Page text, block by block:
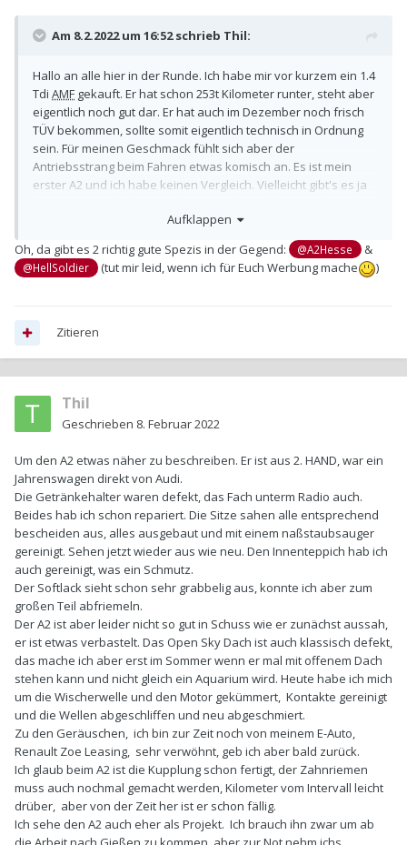
Am 8.2.2022 um 16:52 schrieb Thil:
Hallo an alle hier in der Runde. Ich habe mir vor kurzem ein 1.4
Tdi AMF gekauft. Er hat schon 253t Kilometer runter, steht aber
eigentlich noch gut dar. Er hat auch im Dezember noch frisch
TÜV bekommen, sollte somit eigentlich technisch in Ordnung
sein. Für meinen Geschmack fühlt sich aber der
Antriebsstrang beim Fahren etwas komisch an. Es ist mein
erster A2 und ich habe keinen Vergleich. Vielleicht gibt's es ja
mir ein Ründchen fahren kann und beurteilen kann ob alles
normal ist. Ich will das Auto eigentlich noch eine ganze Weile
behalten, scheue auch Schrauben und auch größere
Baustellen wie Kupplungswechsel nicht.
Wie gesagt, vielleicht gibt's ja hier einen versierten Schrauber
Aufklappen
Oh, da gibt es 2 richtig gute Spezis in der Gegend:
@A2Hesse &
@HellSoldier (tut mir leid, wenn ich für Euch Werbung mache )
Zitieren
Thil
Geschrieben 8. Februar 2022
Um den A2 etwas näher zu beschreiben. Er ist aus 2. HAND, war ein
Jahrenswagen direkt von Audi.
Die Getränkehalter waren defekt, das Fach unterm Radio auch.
Beides hab ich schon repariert. Die Sitze sahen alle entsprechend
bescheiden aus, alles ausgebaut und mit einem naßstaubsauger
gereinigt. Sehen jetzt wieder aus wie neu. Den Innenteppich hab ich
auch gereinigt, was ein Schmutz.
Der Softlack sieht schon sehr grabbelig aus, konnte ich aber zum
großen Teil abfriemeln.
Der A2 ist aber leider nicht so gut in Schuss wie er zunächst aussah,
er ist etwas verbastelt. Das Open Sky Dach ist auch klassisch defekt,
das mache ich aber erst im Sommer wenn er mal mit offenem Dach
stehen kann und nicht gleich ein Aquarium wird. Heute habe ich mich
um die Wischerwelle und den Motor gekümmert, Kontakte gereinigt
und die Wellen abgeschliffen und neu abgeschmiert.
Zu den Geräuschen, ich bin zur Zeit noch von meinem E-Auto,
Renault Zoe Leasing, sehr verwöhnt, geb ich aber bald zurück.
Ich glaub beim A2 ist die Kupplung schon fertigt, der Zahnriemen
muss auch nochmal gemacht werden, Kilometer vom Intervall leicht
drüber, aber von der Zeit her ist er schon fällig.
Ich sehe den A2 auch eher als Projekt. Ich brauch ihn zwar um ab